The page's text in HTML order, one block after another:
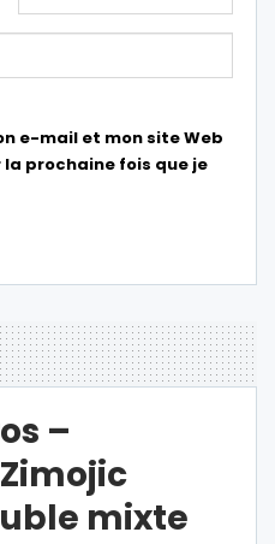
e-mail et mon site Web
prochaine fois que je
–
mixte